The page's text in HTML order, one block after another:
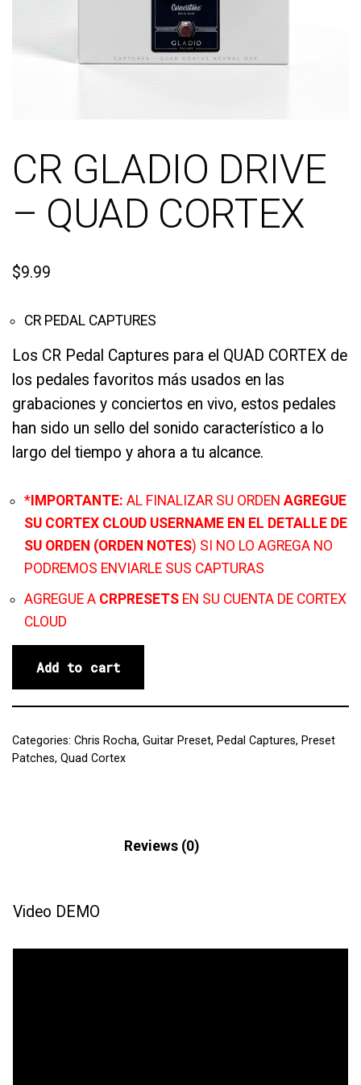
CR GLADIO DRIVE
– QUAD CORTEX
$9.99
CR PEDAL CAPTURES
Los CR Pedal Captures para el QUAD CORTEX de
los pedales favoritos más usados en las
grabaciones y conciertos en vivo, estos pedales
han sido un sello del sonido característico a lo
largo del tiempo y ahora a tu alcance.
* IMPORTANTE: AL FINALIZAR SU ORDEN AGREGUE
SU CORTEX CLOUD USERNAME EN EL DETALLE DE
SU ORDEN (ORDEN NOTES) SI NO LO AGREGA NO
PODREMOS ENVIARLE SUS CAPTURAS
AGREGUE A CRPRESETS EN SU CUENTA DE CORTEX
CLOUD
Add to cart
Categories: Chris Rocha, Guitar Preset, Pedal Captures, Preset
Patches, Quad Cortex
Reviews (0)
Video DEMO